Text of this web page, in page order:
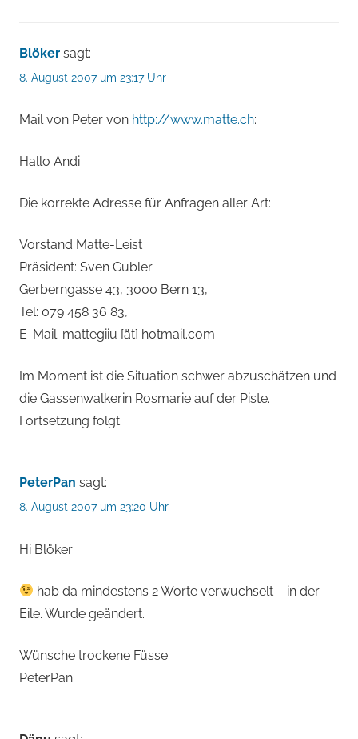
Blöker sagt:
8. August 2007 um 23:17 Uhr
Mail von Peter von http://www.matte.ch:
Hallo Andi
Die korrekte Adresse für Anfragen aller Art:
Vorstand Matte-Leist
Präsident: Sven Gubler
Gerberngasse 43, 3000 Bern 13,
Tel: 079 458 36 83,
E-Mail: mattegiiu [ät] hotmail.com
Im Moment ist die Situation schwer abzuschätzen und
die Gassenwalkerin Rosmarie auf der Piste.
Fortsetzung folgt.
PeterPan sagt:
8. August 2007 um 23:20 Uhr
Hi Blöker
hab da mindestens 2 Worte verwuchselt – in der
Eile. Wurde geändert.
Wünsche trockene Füsse
PeterPan